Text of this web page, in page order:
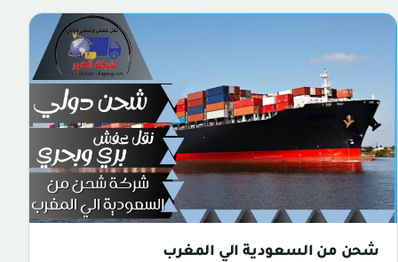
شحن من السعودية الي المغرب